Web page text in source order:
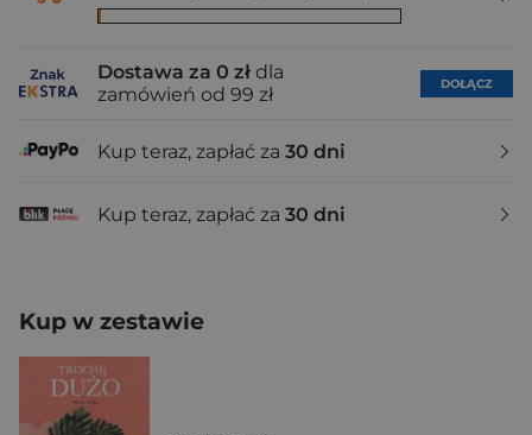
Dostawa za 0 zł dla
zamówień od 99 zł
DOŁĄCZ
Kup teraz, zapłać za 30 dni
Kup teraz, zapłać za 30 dni
Kup w zestawie